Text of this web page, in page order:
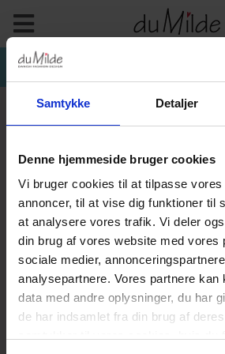
Samtykke Detaljer
Denne hjemmeside bruger cookies
Vi bruger cookies til at tilpasse vores
annoncer, til at vise dig funktioner til
at analysere vores trafik. Vi deler
din brug af vores website med vores
sociale medier,
analysepartnere. Vores partnere kan
data med andre oplysninger, du har
de har indsamlet fra din brug af